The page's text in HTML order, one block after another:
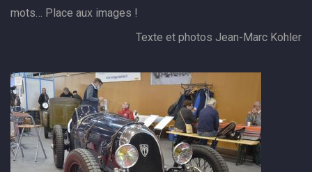
mots… Place aux images !
Texte et photos Jean-Marc Kohler